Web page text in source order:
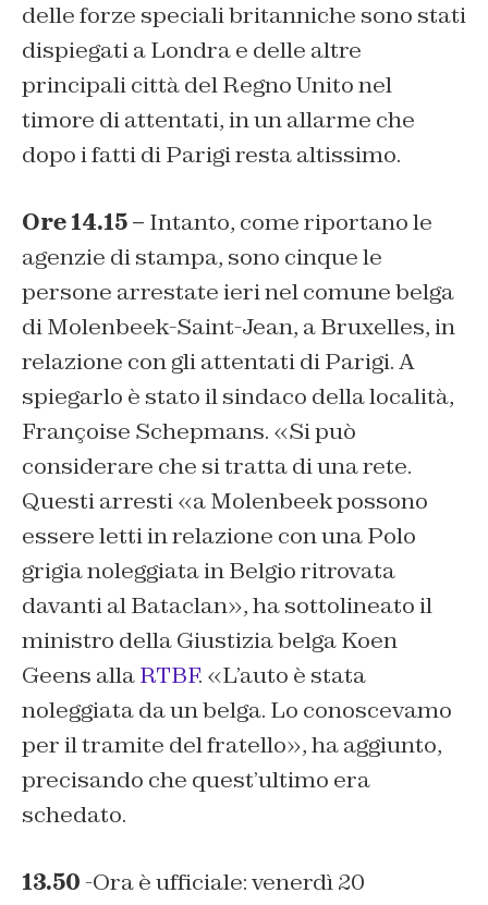
delle forze speciali britanniche sono stati
dispiegati a Londra e delle altre
principali città del Regno Unito nel
timore di attentati, in un allarme che
dopo i fatti di Parigi resta altissimo.
Ore 14.15 – Intanto, come riportano le
agenzie di stampa, sono cinque le
persone arrestate ieri nel comune belga
di Molenbeek-Saint-Jean, a Bruxelles, in
relazione con gli attentati di Parigi. A
spiegarlo è stato il sindaco della località,
Françoise Schepmans. «Si può
considerare che si tratta di una rete.
Questi arresti «a Molenbeek possono
essere letti in relazione con una Polo
grigia noleggiata in Belgio ritrovata
davanti al Bataclan», ha sottolineato il
ministro della Giustizia belga Koen
Geens allaRTBF. «L’auto è stata
noleggiata da un belga. Lo conoscevamo
per il tramite del fratello», ha aggiunto,
precisando che quest’ultimo era
schedato.
13.50-Ora è ufficiale: venerdì 20